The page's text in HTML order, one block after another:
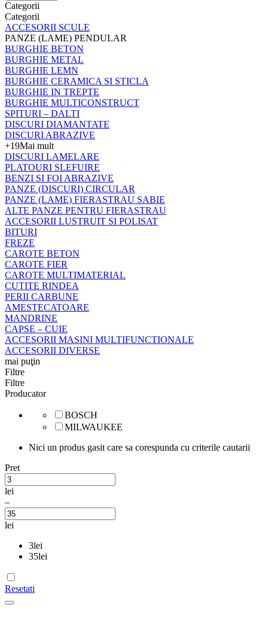
Categorii
Categorii
ACCESORII SCULE
PANZE (LAME) PENDULAR
BURGHIE BETON
BURGHIE METAL
BURGHIE LEMN
BURGHIE CERAMICA SI STICLA
BURGHIE IN TREPTE
BURGHIE MULTICONSTRUCT
SPITURI – DALTI
DISCURI DIAMANTATE
DISCURI ABRAZIVE
+19Mai mult
DISCURI LAMELARE
PLATOURI SLEFUIRE
BENZI SI FOI ABRAZIVE
PANZE (DISCURI) CIRCULAR
PANZE (LAME) FIERASTRAU SABIE
ALTE PANZE PENTRU FIERASTRAU
ACCESORII LUSTRUIT SI POLISAT
BITURI
FREZE
CAROTE BETON
CAROTE FIER
CAROTE MULTIMATERIAL
CUTITE RINDEA
PERII CARBUNE
AMESTECATOARE
MANDRINE
CAPSE – CUIE
ACCESORII MASINI MULTIFUNCTIONALE
ACCESORII DIVERSE
mai puţin
Filtre
Filtre
Producator
BOSCH
MILWAUKEE
Nici un produs gasit care sa corespunda cu criterile cautarii
Pret
lei
–
lei
3lei
35lei
Resetati